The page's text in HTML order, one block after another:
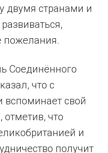
двумя странами и
пожелания.
Соединённого
что с
вспоминает свой
отметив, что
и
получит